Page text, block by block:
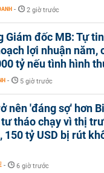
- 2 giờ trước
Giám đốc MB: Tự
lợi nhuận năm,
tỷ nếu tình hình
- 5 giờ trước
nên 'đáng sợ' hơn
tháo chạy vì thị
150 tỷ USD bị rút
- 6 giờ trước